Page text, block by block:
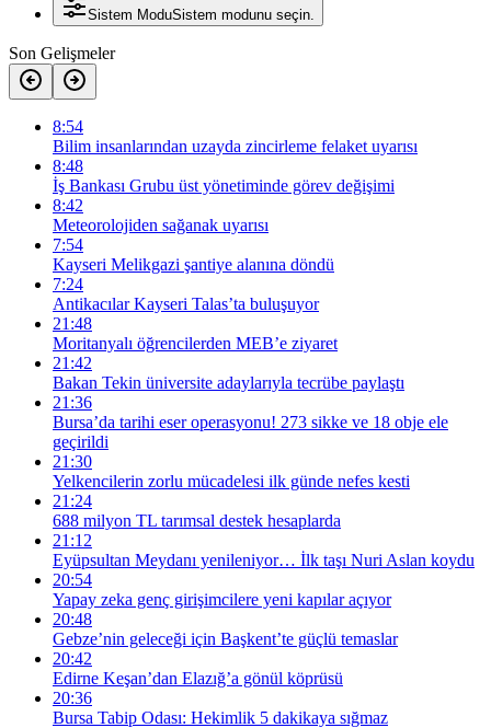
Sistem ModuSistem modunu seçin.
Son Gelişmeler
8:54
Bilim insanlarından uzayda zincirleme felaket uyarısı
8:48
İş Bankası Grubu üst yönetiminde görev değişimi
8:42
Meteorolojiden sağanak uyarısı
7:54
Kayseri Melikgazi şantiye alanına döndü
7:24
Antikacılar Kayseri Talas’ta buluşuyor
21:48
Moritanyalı öğrencilerden MEB’e ziyaret
21:42
Bakan Tekin üniversite adaylarıyla tecrübe paylaştı
21:36
Bursa’da tarihi eser operasyonu! 273 sikke ve 18 obje ele
geçirildi
21:30
Yelkencilerin zorlu mücadelesi ilk günde nefes kesti
21:24
688 milyon TL tarımsal destek hesaplarda
21:12
Eyüpsultan Meydanı yenileniyor… İlk taşı Nuri Aslan koydu
20:54
Yapay zeka genç girişimcilere yeni kapılar açıyor
20:48
Gebze’nin geleceği için Başkent’te güçlü temaslar
20:42
Edirne Keşan’dan Elazığ’a gönül köprüsü
20:36
Bursa Tabip Odası: Hekimlik 5 dakikaya sığmaz